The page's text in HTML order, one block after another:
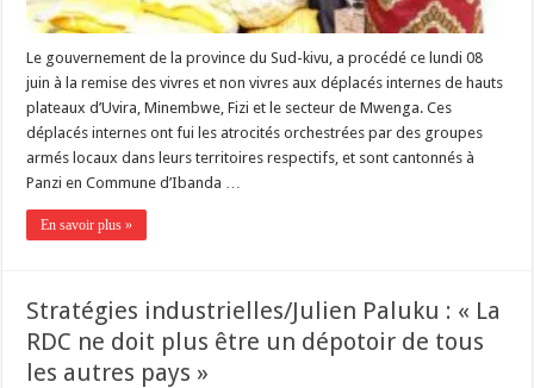
Le gouvernement de la province du Sud-kivu, a procédé ce lundi 08
juin à la remise des vivres et non vivres aux déplacés internes de hauts
plateaux d’Uvira, Minembwe, Fizi et le secteur de Mwenga. Ces
déplacés internes ont fui les atrocités orchestrées par des groupes
armés locaux dans leurs territoires respectifs, et sont cantonnés à
Panzi en Commune d’Ibanda …
En savoir plus »
Stratégies industrielles/Julien Paluku : « La
RDC ne doit plus être un dépotoir de tous
les autres pays »